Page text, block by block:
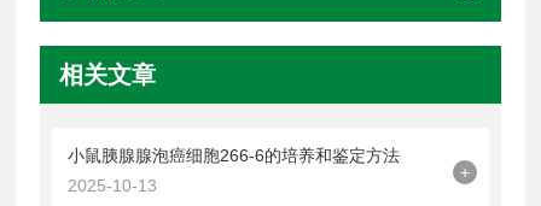
相关文章
小鼠胰腺腺泡癌细胞266-6的培养和鉴定方法
2025-10-13
+